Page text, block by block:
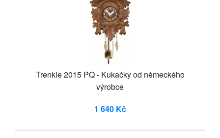
Trenkle 2015 PQ - Kukačky od německého
výrobce
1 640 Kč